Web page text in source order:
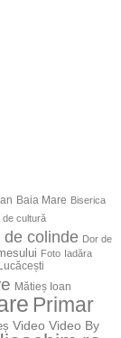
Baia Mare Biserica
de cultură
de colinde Dor de
Foto Iadăra
Lucăcești
Mătieș Ioan
Primar
Video Video By